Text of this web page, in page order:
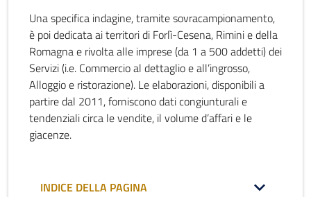
Una specifica indagine, tramite sovracampionamento,
è poi dedicata ai territori di Forlì-Cesena, Rimini e della
Romagna e rivolta alle imprese (da 1 a 500 addetti) dei
Servizi (i.e. Commercio al dettaglio e all’ingrosso,
Alloggio e ristorazione). Le elaborazioni, disponibili a
partire dal 2011, forniscono dati congiunturali e
tendenziali circa le vendite, il volume d’affari e le
giacenze.
INDICE DELLA PAGINA